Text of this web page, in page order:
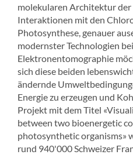
molekularen Architektur
Interaktionen mit den
Photosynthese, genauer
modernster Technologien
Elektronentomographie
sich diese beiden
ändernde
Energie zu erzeugen und
Projekt mit dem Titel
between two bioenergetic
photosynthetic organisms»
rund 940'000 Schweizer